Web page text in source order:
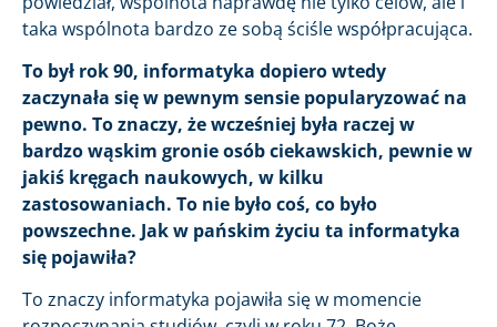
taka wspólnota bardzo ze sobą ściśle współpracująca.
To był rok 90, informatyka dopiero wtedy
zaczynała się w pewnym sensie popularyzować na
pewno. To znaczy, że wcześniej była raczej w
bardzo wąskim gronie osób ciekawskich, pewnie w
jakiś kręgach naukowych, w kilku
zastosowaniach. To nie było coś, co było
powszechne. Jak w pańskim życiu ta informatyka
się pojawiła?
To znaczy informatyka pojawiła się w momencie